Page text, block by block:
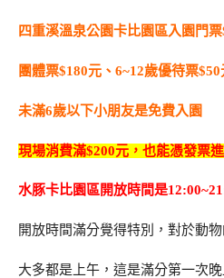
四重溪溫泉公園卡比園區入園門
團體票$180元、6~12歲優待票$50
未滿6歲以下小朋友是免費入園
現場消費滿$200元，也能憑發票
水豚卡比園區開放時間是
開放時間滿分覺得特別，對於動
大多都是上午，這是滿分第一次